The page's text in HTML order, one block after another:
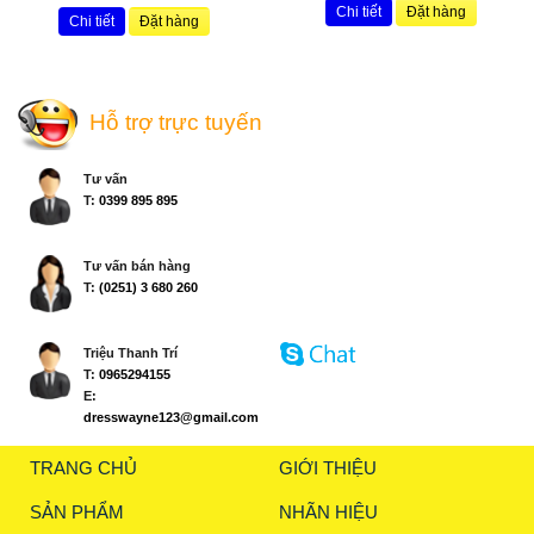
Chi tiết Đặt hàng
Chi tiết Đặt hàng
Hỗ trợ trực tuyến
Tư vấn
T: 0399 895 895
Tư vấn bán hàng
T: (0251) 3 680 260
Triệu Thanh Trí
T: 0965294155
E:
dresswayne123@gmail.com
TRANG CHỦ GIỚI THIỆU
SẢN PHẨM NHÃN HIỆU